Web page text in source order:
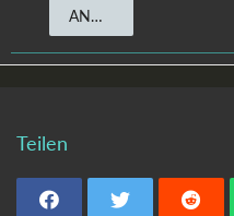
ANMELDEN
Teilen